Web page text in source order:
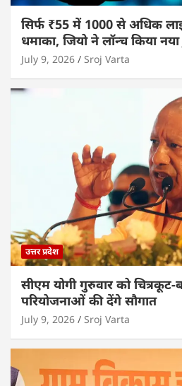
सिर्फ ₹55 में 1000 से अधिक
धमाका, जियो ने लॉन्च किया
July 9, 2026 Sroj Varta
उत्तर प्रदेश
सीएम योगी गुरुवार को चित्रकूट-
परियोजनाओं की देंगे सौगात
July 9, 2026 Sroj Varta